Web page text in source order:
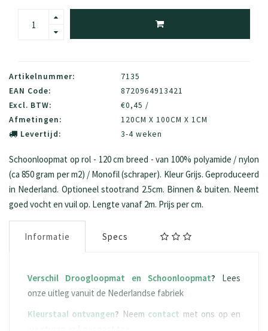
Artikelnummer:
7135
EAN Code:
8720964913421
Excl. BTW:
€0,45 /
Afmetingen:
120CM X 100CM X 1CM
Levertijd:
3-4 weken
Schoonloopmat op rol - 120 cm breed - van 100% polyamide / nylon
(ca 850 gram per m2) / Monofil (schraper). Kleur Grijs. Geproduceerd
in Nederland. Optioneel stootrand 2.5cm. Binnen & buiten. Neemt
goed vocht en vuil op. Lengte vanaf 2m. Prijs per cm.
Informatie Specs
Verschil Droogloopmat en Schoonloopmat? Lees
onze uitleg vanuit de Nederlandse fabriek
Kleurstaal ontvangen? Neem contact met ons op en